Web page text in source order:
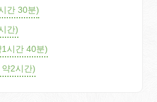
간 30분)
간)
1시간 40분)
약2시간)